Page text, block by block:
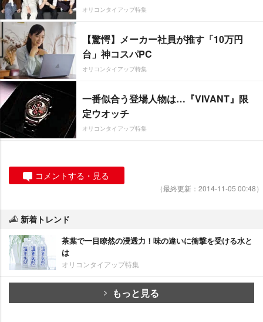
オリコンタイアップ特集
【驚愕】メーカー社員が推す「10万円
台」神コスパPC
オリコンタイアップ特集
一番似合う登場人物は…『VIVANT』限
定ウオッチ
オリコンタイアップ特集
コメントする・見る
（最終更新：2014-11-05 00:48）
新着トレンド
茶葉で一目瞭然の浸透力！味の違いに衝撃を受ける水と
は
オリコンタイアップ特集
もっと見る